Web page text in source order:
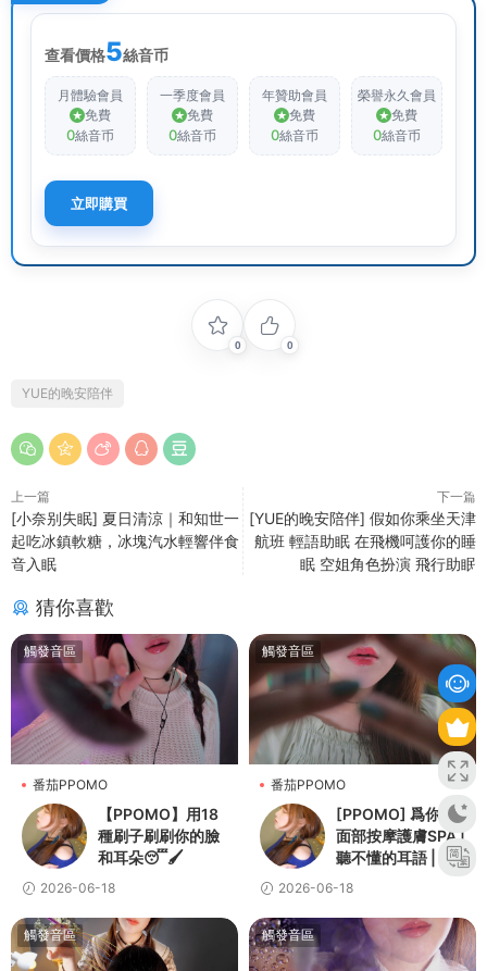
查看價格5絲音币
月體驗會員
免費
0絲音币
一季度會員
免費
0絲音币
年贊助會員
免費
0絲音币
榮譽永久會員
免費
0絲音币
立即購買
0 0
YUE的晚安陪伴
上一篇
[小奈别失眠] 夏日清涼｜和知世一
起吃冰鎮軟糖，冰塊汽水輕響伴食
音入眠
下一篇
[YUE的晚安陪伴] 假如你乘坐天津
航班 輕語助眠 在飛機呵護你的睡
眠 空姐角色扮演 飛行助眠
猜你喜歡
觸發音區
番茄PPOMO
【PPOMO】用18
種刷子刷刷你的臉
和耳朵😴🖌️
2026-06-18
觸發音區
番茄PPOMO
[PPOMO] 爲你做
面部按摩護膚SPA |
聽不懂的耳語 | 個
人關注
2026-06-18
觸發音區 觸發音區